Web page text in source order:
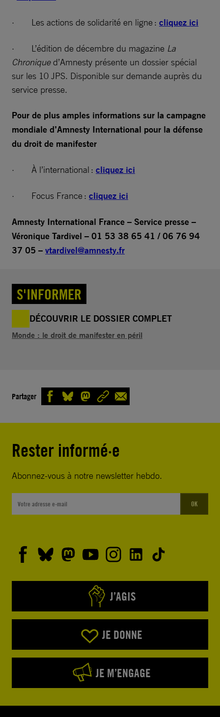
· Les actions de solidarité en ligne : cliquez ici
· L’édition de décembre du magazine La
Chroniqued’Amnesty présente un dossier spécial
sur les 10 JPS. Disponible sur demande auprès du
service presse.
Pour de plus amples informations sur la campagne
mondiale d’Amnesty International pour la défense
du droit de manifester
· À l’international : cliquez ici
· Focus France : cliquez ici
Amnesty International France – Service presse –
Véronique Tardivel – 01 53 38 65 41 / 06 76 94
37 05 – vtardivel@amnesty.fr
S'INFORMER
DÉCOUVRIR LE DOSSIER COMPLET
Monde : le droit de manifester en péril
Partager
Rester informé·e
Abonnez-vous à notre newsletter hebdo.
OK
J’AGIS
JE DONNE
JE M’ENGAGE